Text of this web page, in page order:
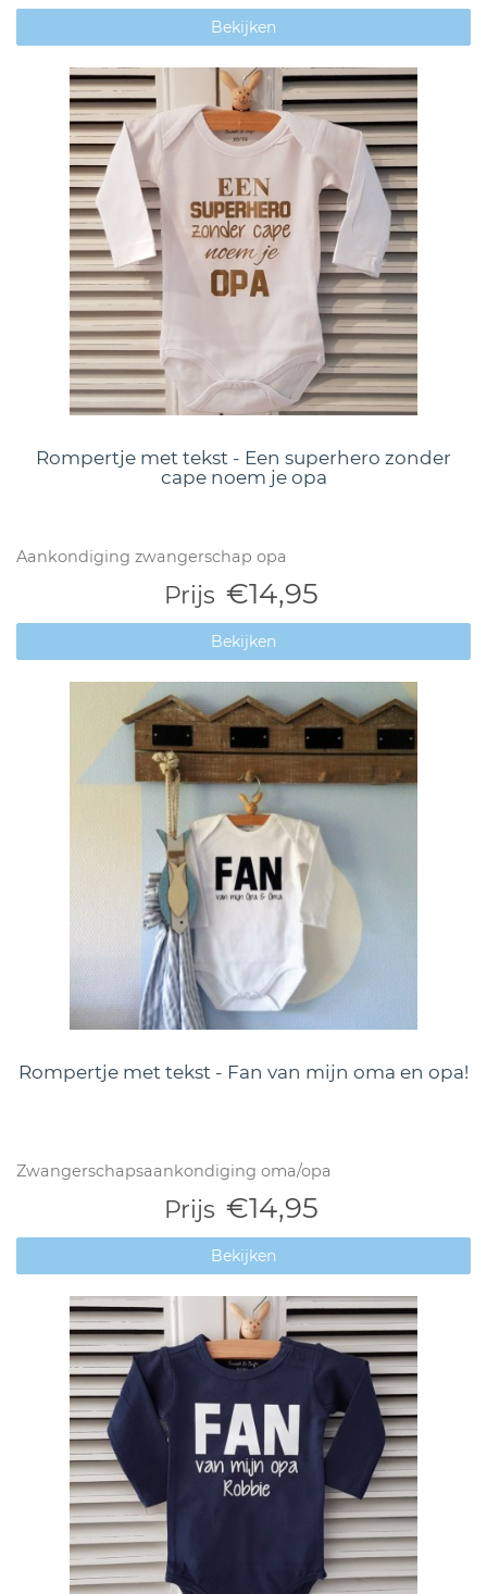
Bekijken
Rompertje met tekst - Een superhero zonder
cape noem je opa
Aankondiging zwangerschap opa
Prijs €14,95
Bekijken
Rompertje met tekst - Fan van mijn oma en opa!
Zwangerschapsaankondiging oma/opa
Prijs €14,95
Bekijken